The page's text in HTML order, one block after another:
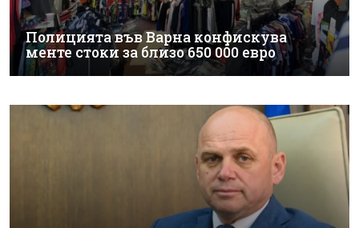
Полицията във Варна конфискува
менте стоки за близо 650 000 евро